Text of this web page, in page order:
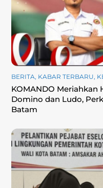
BERITA, KABAR TERBARU,
KOMANDO Meriahkan
Domino dan Ludo,
Batam